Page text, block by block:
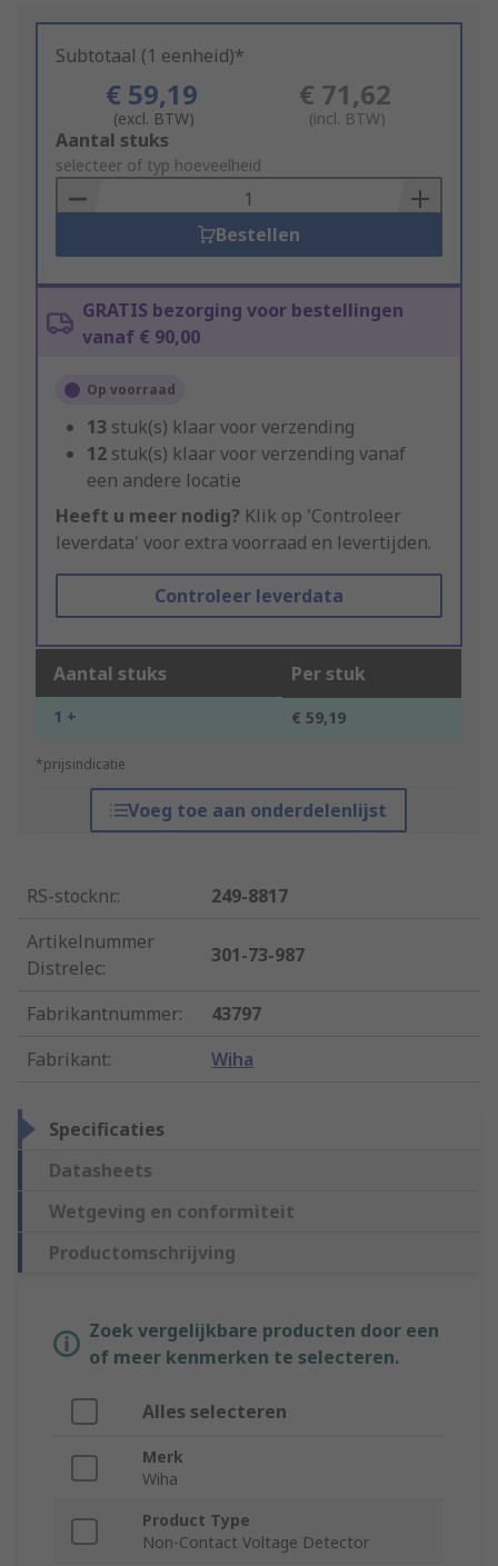
Subtotaal (1 eenheid)*
€ 59,19
(excl. BTW)
€ 71,62
(incl. BTW)
Add
to
Basket
Aantal stuks
selecteer of typ hoeveelheid
Bestellen
GRATIS bezorging voor bestellingen
vanaf € 90,00
Op voorraad
13 stuk(s) klaar voor verzending
12 stuk(s) klaar voor verzending vanaf
een andere locatie
Heeft u meer nodig? Klik op 'Controleer
leverdata' voor extra voorraad en levertijden.
Controleer leverdata
Aantal stuks Per stuk
1 + € 59,19
*prijsindicatie
Voeg toe aan onderdelenlijst
RS-stocknr.:
249-8817
Artikelnummer
Distrelec:
301-73-987
Fabrikantnummer:
43797
Fabrikant: Wiha
Specificaties
Datasheets
Wetgeving en conformiteit
Productomschrijving
Zoek vergelijkbare producten door een
of meer kenmerken te selecteren.
Alles selecteren
Merk
Wiha
Product Type
Non-Contact Voltage Detector